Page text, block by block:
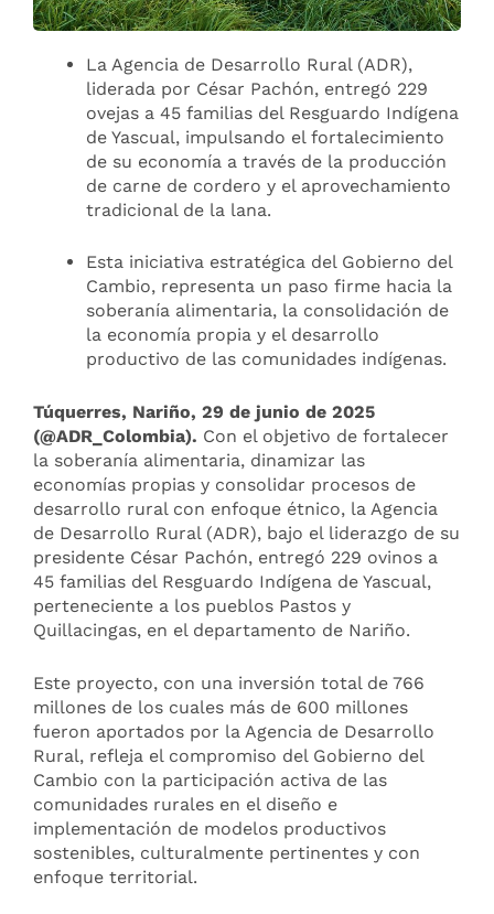
La Agencia de Desarrollo Rural (ADR),
liderada por César Pachón, entregó 229
ovejas a 45 familias del Resguardo Indígena
de Yascual, impulsando el fortalecimiento
de su economía a través de la producción
de carne de cordero y el aprovechamiento
tradicional de la lana.
Esta iniciativa estratégica del Gobierno del
Cambio, representa un paso firme hacia la
soberanía alimentaria, la consolidación de
la economía propia y el desarrollo
productivo de las comunidades indígenas.
Túquerres, Nariño, 29 de junio de 2025
(@ADR_Colombia). Con el objetivo de fortalecer
la soberanía alimentaria, dinamizar las
economías propias y consolidar procesos de
desarrollo rural con enfoque étnico, la Agencia
de Desarrollo Rural (ADR), bajo el liderazgo de su
presidente César Pachón, entregó 229 ovinos a
45 familias del Resguardo Indígena de Yascual,
perteneciente a los pueblos Pastos y
Quillacingas, en el departamento de Nariño.
Este proyecto, con una inversión total de 766
millones de los cuales más de 600 millones
fueron aportados por la Agencia de Desarrollo
Rural, refleja el compromiso del Gobierno del
Cambio con la participación activa de las
comunidades rurales en el diseño e
implementación de modelos productivos
sostenibles, culturalmente pertinentes y con
enfoque territorial.